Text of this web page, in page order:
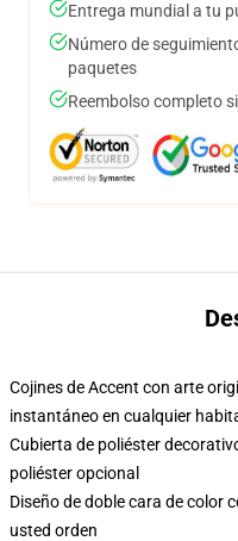
Entrega mundial a tu
Número de
paquetes
Reembolso completo
Cojines de Accent con arte
instantáneo en cualquier
Cubierta de poliéster
poliéster opcional
Diseño de doble cara de color
usted orden